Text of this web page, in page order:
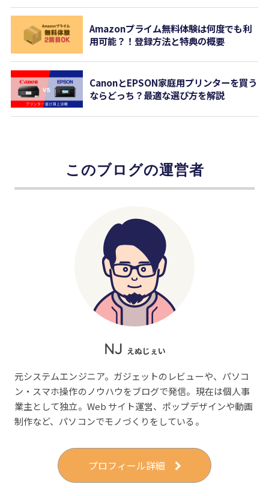
Amazonプライム無料体験は何度でも利
用可能？！登録方法と特典の概要
CanonとEPSON家庭用プリンターを買う
ならどっち？最適な選び方を解説
このブログの運営者
NJ えぬじぇい
元システムエンジニア。ガジェットのレビューや、パソコ
ン・スマホ操作のノウハウをブログで発信。現在は個人事
業主として独立。Web サイト運営、ポップデザインや動画
制作など、パソコンでモノづくりをしている。
プロフィール詳細